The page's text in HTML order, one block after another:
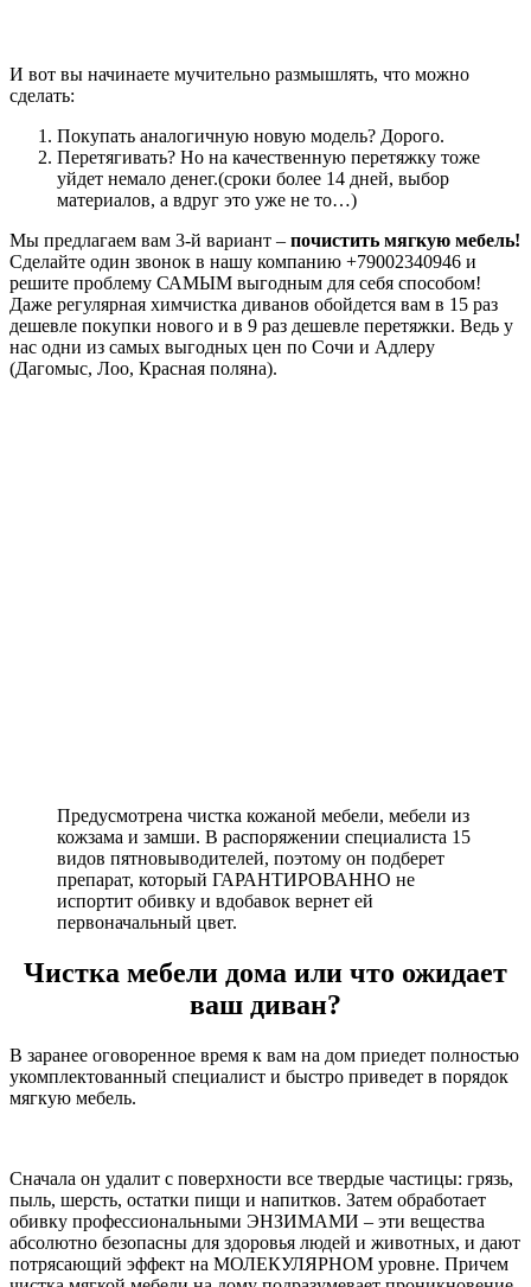
И вот вы начинаете мучительно размышлять, что можно
сделать:
Покупать аналогичную новую модель? Дорого.
Перетягивать? Но на качественную перетяжку тоже
уйдет немало денег.(сроки более 14 дней, выбор
материалов, а вдруг это уже не то…)
Мы предлагаем вам 3-й вариант – почистить мягкую мебель!
Сделайте один звонок в нашу компанию +79002340946 и
решите проблему САМЫМ выгодным для себя способом!
Даже регулярная химчистка диванов обойдется вам в 15 раз
дешевле покупки нового и в 9 раз дешевле перетяжки. Ведь у
нас одни из самых выгодных цен по Сочи и Адлеру
(Дагомыс, Лоо, Красная поляна).
Предусмотрена чистка кожаной мебели, мебели из
кожзама и замши. В распоряжении специалиста 15
видов пятновыводителей, поэтому он подберет
препарат, который ГАРАНТИРОВАННО не
испортит обивку и вдобавок вернет ей
первоначальный цвет.
Чистка мебели дома или что ожидает
ваш диван?
В заранее оговоренное время к вам на дом приедет полностью
укомплектованный специалист и быстро приведет в порядок
мягкую мебель.
Сначала он удалит с поверхности все твердые частицы: грязь,
пыль, шерсть, остатки пищи и напитков. Затем обработает
обивку профессиональными ЭНЗИМАМИ – эти вещества
абсолютно безопасны для здоровья людей и животных, и дают
потрясающий эффект на МОЛЕКУЛЯРНОМ уровне. Причем